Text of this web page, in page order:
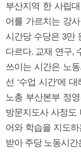
부산지역 한 사립
어를 가르치는 강
시간당 수당은 3만
다르다. 교재 연구,
쓰이는 시간은 노
선 ‘수업 시간’에
노총 부산본부 정
방문지도사 사정도
어와 학습을 지도
받아 주당 노동시간